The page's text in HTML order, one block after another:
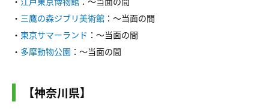
・ 三鷹の森ジブリ美術館 ：～当面の間
・ 東京サマーランド ：～当面の間
・ 多摩動物公園 ：～当面の間
【神奈川県】